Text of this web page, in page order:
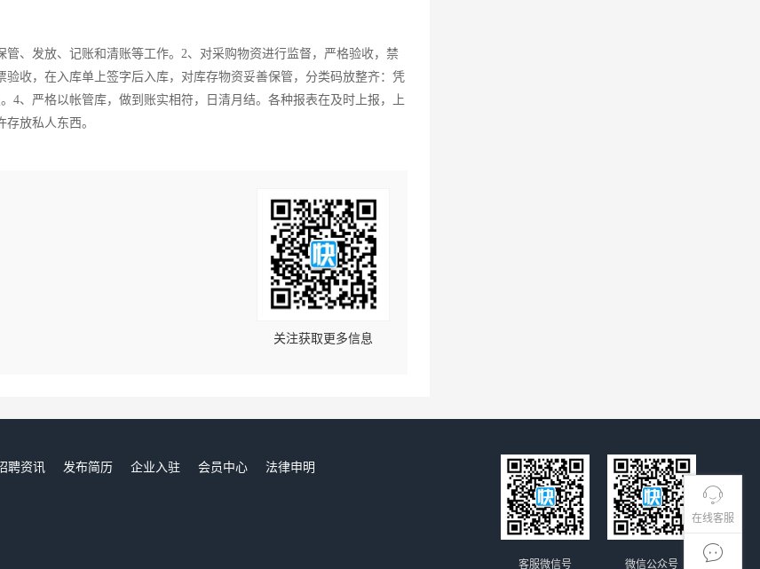
在线客服
、发放、记账和清账等工作。2、对采购物资进行监督，严格验收，禁
收，在入库单上签字后入库，对库存物资妥善保管，分类码放整齐：凭
4、严格以帐管库，做到账实相符，日清月结。各种报表在及时上报，上
放私人东西。
关注获取更多信息
聘资讯 发布简历 企业入驻 会员中心
法律申明
微信公众号
客服微信号